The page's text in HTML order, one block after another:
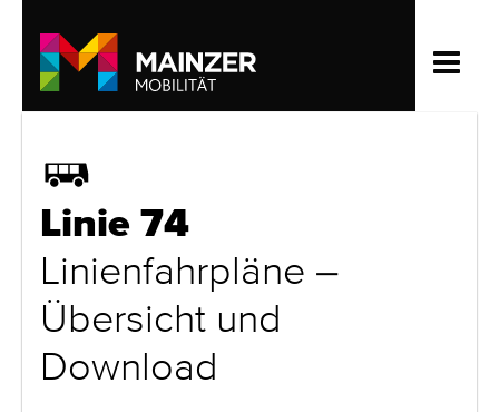
Bus
Linie 74
Linienfahrpläne –
Übersicht und
Download